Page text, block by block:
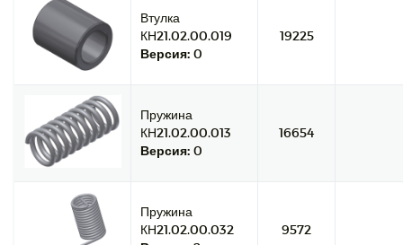
Втулка
КН21.02.00.019
Версия: 0
19225
Пружина
КН21.02.00.013
Версия: 0
16654
Пружина
КН21.02.00.032
9572